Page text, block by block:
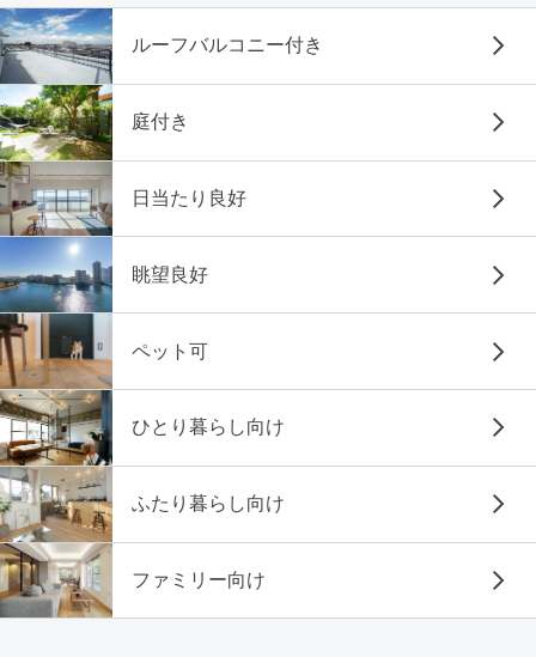
ルーフバルコニー付き
庭付き
日当たり良好
眺望良好
ペット可
ひとり暮らし向け
ふたり暮らし向け
ファミリー向け